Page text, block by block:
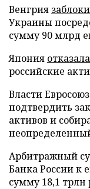
Венгрия
Украины
сумму 90 млрд
Япония
российские
Власти
подтвердить
активов и
Арбитражный
Банка России к
сумму 18,1 трлн